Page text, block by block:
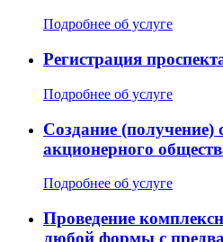
Подробнее об услуге
Регистрация
Подробнее об услуге
Создание (получение)
акционерного
Подробнее об услуге
Проведение
любой формы с